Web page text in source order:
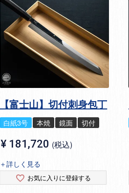
【富士山】切付刺身包丁
白紙3号 本焼 鏡面 切付
¥ 181,720 税込
＋詳しく見る
お気に入りに登録する